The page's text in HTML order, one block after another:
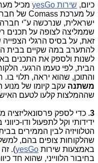
כיום, שירות yesGo מכיל
על מערכת Comass של
שממליצה לצופה על תכנים
זאת, על בסיס הרגלי הצפייה
להתערב במה שקיים בבית
לשנות ולספק את התכנים
הבית, לפי טעמו הרגעי.
והתוכן, שהוא יראה, תלוי
משתנה עקב קיומו של מנוע
שההמלצות קלעו לטעם
3. כדי לספק פרסונאליזציה
ידידותי וקל לתפעול ודו-
הטלוויזיה לבין הממירים
שהלקוחות צופים בהם,
באמצעות שירות yesGo
).
בחיבור הלווייני, שהוא חד